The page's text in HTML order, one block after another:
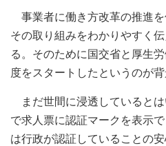
事業者に働き方改革の推進
その取り組みをわかりやすく
る。そのために国交省と厚生
度をスタートしたというのが背
まだ世間に浸透していると
で求人票に認証マークを表示
は行政が認証していることの安